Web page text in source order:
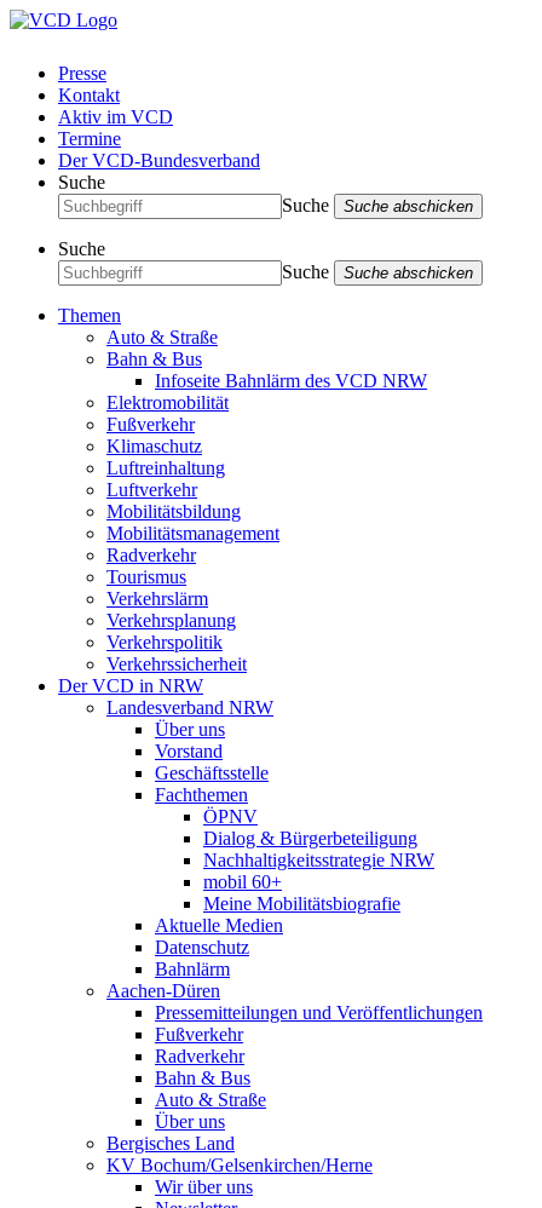
Presse
Kontakt
Aktiv im VCD
Termine
Der VCD-Bundesverband
Suche
Suche
Suche abschicken
Suche
Suche
Suche abschicken
Themen
Auto & Straße
Bahn & Bus
Infoseite Bahnlärm des VCD NRW
Elektromobilität
Fußverkehr
Klimaschutz
Luftreinhaltung
Luftverkehr
Mobilitätsbildung
Mobilitätsmanagement
Radverkehr
Tourismus
Verkehrslärm
Verkehrsplanung
Verkehrspolitik
Verkehrssicherheit
Der VCD in NRW
Landesverband NRW
Über uns
Vorstand
Geschäftsstelle
Fachthemen
ÖPNV
Dialog & Bürgerbeteiligung
Nachhaltigkeitsstrategie NRW
mobil 60+
Meine Mobilitätsbiografie
Aktuelle Medien
Datenschutz
Bahnlärm
Aachen-Düren
Pressemitteilungen und Veröffentlichungen
Fußverkehr
Radverkehr
Bahn & Bus
Auto & Straße
Über uns
Bergisches Land
KV Bochum/Gelsenkirchen/Herne
Wir über uns